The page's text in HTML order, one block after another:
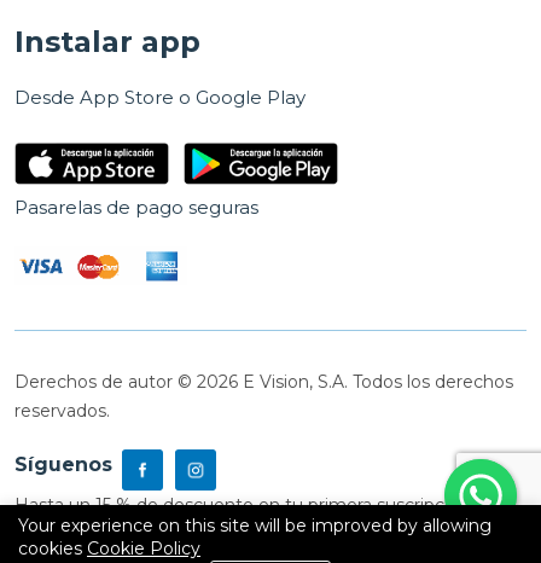
Instalar app
Desde App Store o Google Play
Pasarelas de pago seguras
Derechos de autor © 2026 E Vision, S.A. Todos los derechos
reservados.
Síguenos
Hasta un 15 % de descuento en tu primera suscripción
Your experience on this site will be improved by allowing
cookies Cookie Policy